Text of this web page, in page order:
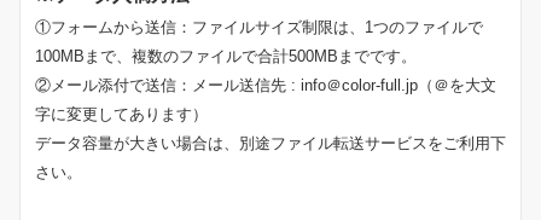
①フォームから送信：ファイルサイズ制限は、1つのファイルで
100MBまで、複数のファイルで合計500MBまでです。
②メール添付で送信：メール送信先 : info＠color-full.jp（＠を大文
字に変更してあります）
データ容量が大きい場合は、別途ファイル転送サービスをご利用下
さい。